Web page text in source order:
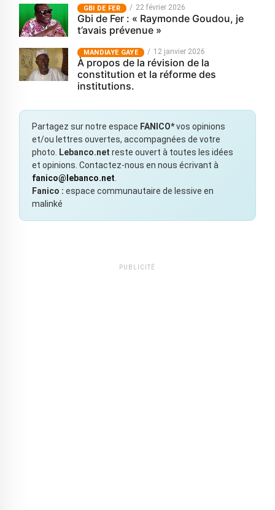
GBI DE FER 22 février 2026
Gbi de Fer : « Raymonde Goudou, je
t’avais prévenue »
MANDIAYE GAYE 12 janvier 2026
À propos de la révision de la
constitution et la réforme des
institutions.
Partagez sur notre espace FANICO*vos opinions
et/ou lettres ouvertes, accompagnées de votre
photo.
Lebanco.net reste ouvert à toutes les idées
et opinions. Contactez-nous en nous écrivant à
fanico@lebanco.net
Fanico : espace communautaire de lessive en
malinké
PUBLICITÉ